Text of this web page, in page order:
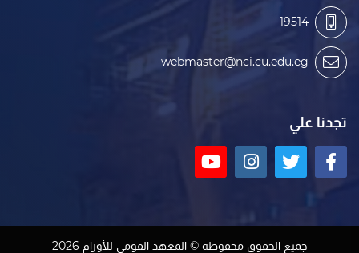
19514
webmaster@nci.cu.edu.eg
تجدنا علي
جميع الحقوق محفوظة © المعهد القومي للأورام 2026